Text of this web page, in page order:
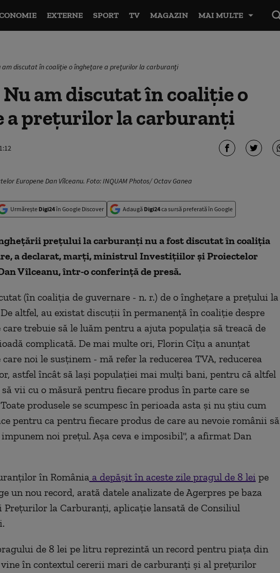
EXTERNE SPORT TV MAGAZIN MAI MULTE
am discutat în coaliţie o îngheţare a preţurilor la carburanţi
am discutat în coaliţie o
a preţurilor la carburanţi
Europene Dan Vîlceanu. Foto: INQUAM Photos/ Octav Ganea
Urmărește Digi24în Google Discover Adaugă Digi24ca sursă preferată în Google
preţului la carburanţi nu a fost discutat în coaliţia
a declarat, marţi, ministrul Investiţiilor şi Proiectelor
Vîlceanu, într-o conferinţă de presă.
(în coaliţia de guvernare - n. r.) de o îngheţare a preţului la
altfel, au existat discuţii în permanenţă în coaliţie despre
trebuie să le luăm pentru a ajuta populaţia să treacă de
complicată. De mai multe ori, Florin Cîţu a anunţat
noi le susţinem - mă refer la reducerea TVA, reducerea
astfel încât să laşi populaţiei mai mulţi bani, pentru că altfel
vii cu o măsură pentru fiecare produs în parte care se
produsele se scumpesc în perioada asta şi nu ştiu cum
pentru ca pentru fiecare produs de care au nevoie românii să
noi preţul. Aşa ceva e imposibil", a afirmat Dan
în Româniaa depăşit în aceste zile pragul de 8 leipe
un nou record, arată datele analizate de Agerpres pe baza
la Carburanţi, aplicaţie lansată de Consiliul
de 8 lei pe litru reprezintă un record pentru piaţa din
vine în contextul cererii mari de carburanţi şi al preţurilor